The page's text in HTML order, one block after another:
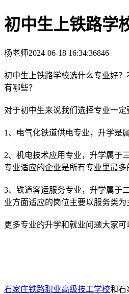
初中生上铁路学
杨老师2024-06-18 16:34:36846
初中生上铁路学校选什么专业好
有哪些？
对于初中生来说我们选择专业一
1、电气化铁道供电专业，升学是
2、机电技术应用专业，升学属于
专业适应的企业是所有专业里最多
3、铁道客运服务专业，升学属于
业方面适应的岗位主要以服务类为
更多专业的升学和就业问题大家可
石家庄铁路职业高级技工学校和石